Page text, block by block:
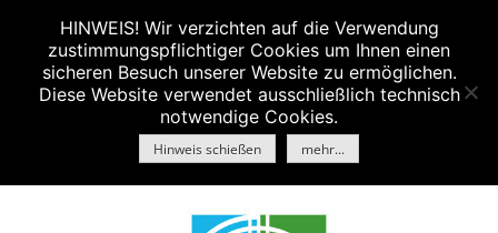
MENU
+49 7031-63100 info@abakus-hotel.de
HINWEIS! Wir verzichten auf die Verwendung
zustimmungspflichtiger Cookies um Ihnen einen
sicheren Besuch unserer Website zu ermöglichen.
Diese Website verwendet ausschließlich technisch
notwendige Cookies.
Hinweis schießen mehr...